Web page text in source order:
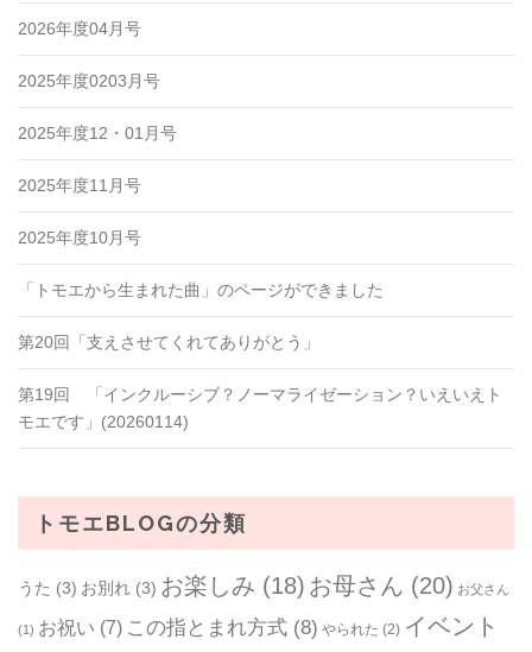
2026年度04月号
2025年度0203月号
2025年度12・01月号
2025年度11月号
2025年度10月号
「トモエから生まれた曲」のページができました
第20回「支えさせてくれてありがとう」
第19回 「インクルーシブ？ノーマライゼーション？いえいえト
モエです」(20260114)
トモエBLOGの分類
うた (3) お別れ (3) お楽しみ (18) お母さん (20) お父さん
(1) お祝い (7) この指とまれ方式 (8) やられた (2) イベント